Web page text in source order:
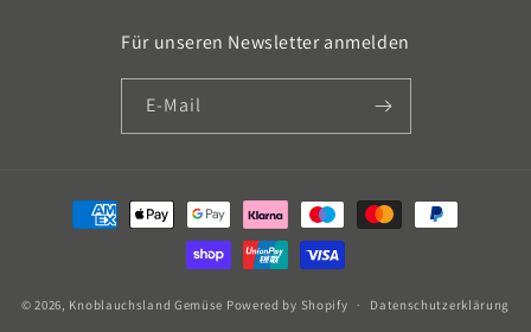
Für unseren Newsletter anmelden
E-Mail
Zahlungsmethoden
© 2026, Knoblauchsland Gemüse Powered by Shopify Datenschutzerklärung